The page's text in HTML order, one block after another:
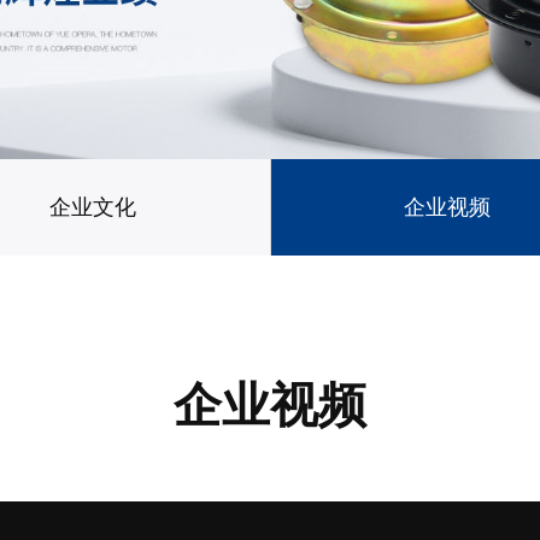
企业文化 企业视频
企业视频